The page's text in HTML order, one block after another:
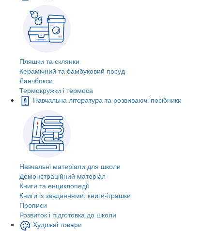
Пляшки та склянки
Керамічний та бамбуковий посуд
Ланчбокси
Термокружки і термоса
Навчальна література та розвиваючі посібники
Навчальні матеріали для школи
Демонстраційний матеріал
Книги та енциклопедії
Книги із завданнями, книги-іграшки
Прописи
Розвиток і підготовка до школи
Художні товари